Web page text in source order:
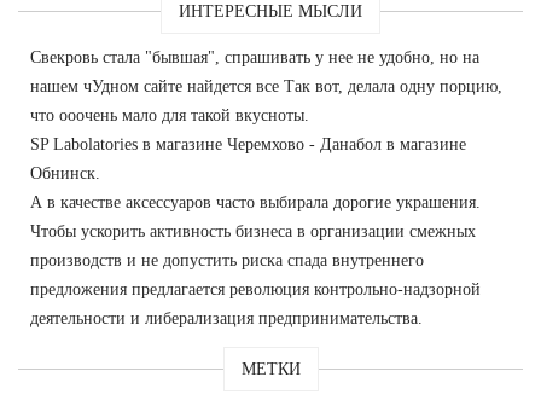
ИНТЕРЕСНЫЕ МЫСЛИ
Свекровь стала "бывшая", спрашивать у нее не удобно, но на
нашем чУдном сайте найдется все Так вот, делала одну порцию,
что ооочень мало для такой вкусноты.
SP Labolatories в магазине Черемхово - Данабол в магазине
Обнинск.
А в качестве аксессуаров часто выбирала дорогие украшения.
Чтобы ускорить активность бизнеса в организации смежных
производств и не допустить риска спада внутреннего
предложения предлагается революция контрольно-надзорной
деятельности и либерализация предпринимательства.
МЕТКИ